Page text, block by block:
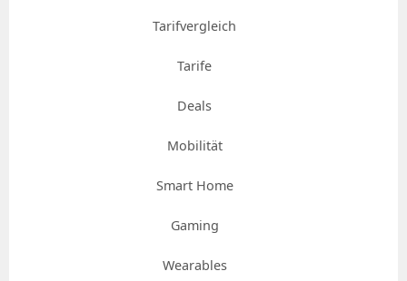
Tarifvergleich
Tarife
Deals
Mobilität
Smart Home
Gaming
Wearables